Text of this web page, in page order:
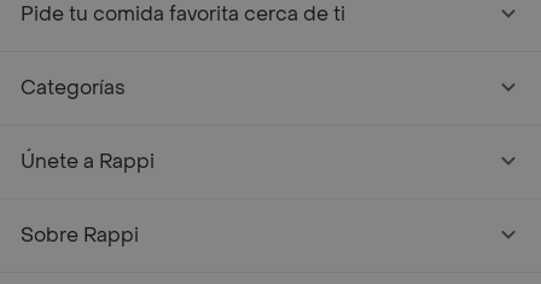
Pide tu comida favorita cerca de ti
Categorías
Únete a Rappi
Sobre Rappi